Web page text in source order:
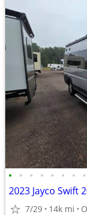
• • • • • • • •
2023 Jayco Swift
7/29 14k mi